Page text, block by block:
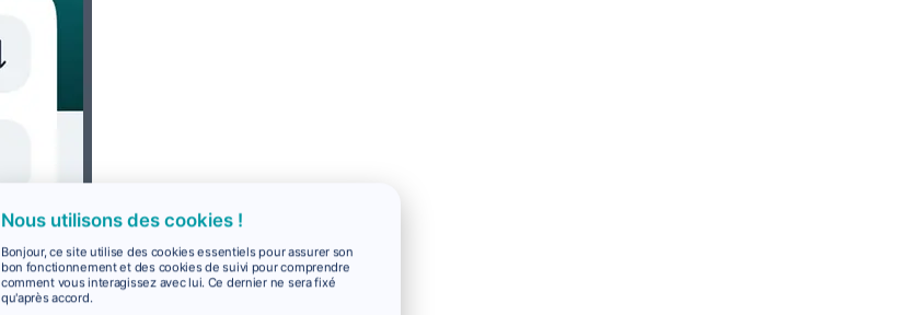
Nous utilisons des cookies !
Bonjour, ce site utilise des cookies essentiels pour assurer son
bon fonctionnement et des cookies de suivi pour comprendre
comment vous interagissez avec lui. Ce dernier ne sera fixé
qu'après accord.